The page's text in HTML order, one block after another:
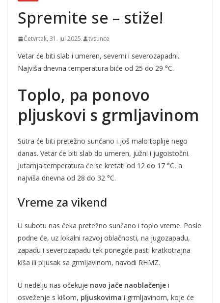
Spremite se – stiže!
Četvrtak, 31. jul 2025. tvsunce
Vetar će biti slab i umeren, severni i severozapadni.
Najviša dnevna temperatura biće od 25 do 29 °C.
Toplo, pa ponovo
pljuskovi s grmljavinom
Sutra će biti pretežno sunčano i još malo toplije nego
danas. Vetar će biti slab do umeren, južni i jugoistočni.
Jutarnja temperatura će se kretati od 12 do 17 °C, a
najviša dnevna od 28 do 32 °C.
Vreme za vikend
U subotu nas čeka pretežno sunčano i toplo vreme. Posle
podne će, uz lokalni razvoj oblačnosti, na jugozapadu,
zapadu i severozapadu tek ponegde pasti kratkotrajna
kiša ili pljusak sa grmljavinom, navodi RHMZ.
U nedelju nas očekuje novo jače naoblačenje i
osveženje s kišom, pljuskovima i grmljavinom, koje će